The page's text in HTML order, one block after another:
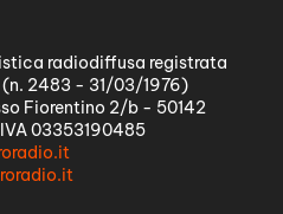
radiodiffusa registrata
(n. 2483 - 31/03/1976)
Fiorentino 2/b - 50142
03353190485